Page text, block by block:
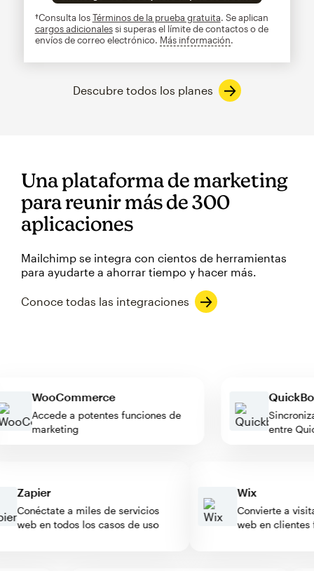
†Consulta losTérminos de la prueba gratuita. Se aplican
cargos adicionalessi superas el límite de contactos o de
envíos de correo electrónico. Más informacióninfo
Descubre todos los planes
Una plataforma de marketing
para reunir más de 300
aplicaciones
Mailchimp se integra con cientos de herramientas
para ayudarte a ahorrar tiempo y hacer más.
Conoce todas las integraciones
WooCommerce
Accede a potentes funciones de
marketing
entre
Zapier
Conéctate a miles de servicios
web en todos los casos de uso
Wix
Convierte a
web en clientes